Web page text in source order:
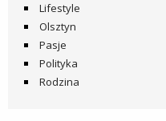
Lifestyle
Olsztyn
Pasje
Polityka
Rodzina